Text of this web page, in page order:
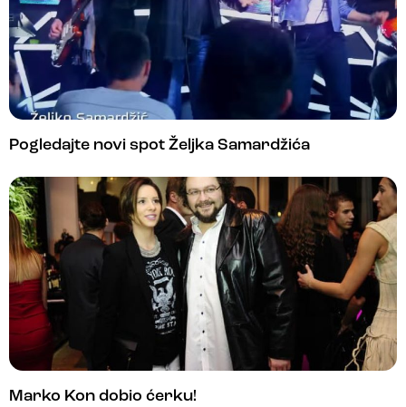
Pogledajte novi spot Željka Samardžića
Marko Kon dobio ćerku!